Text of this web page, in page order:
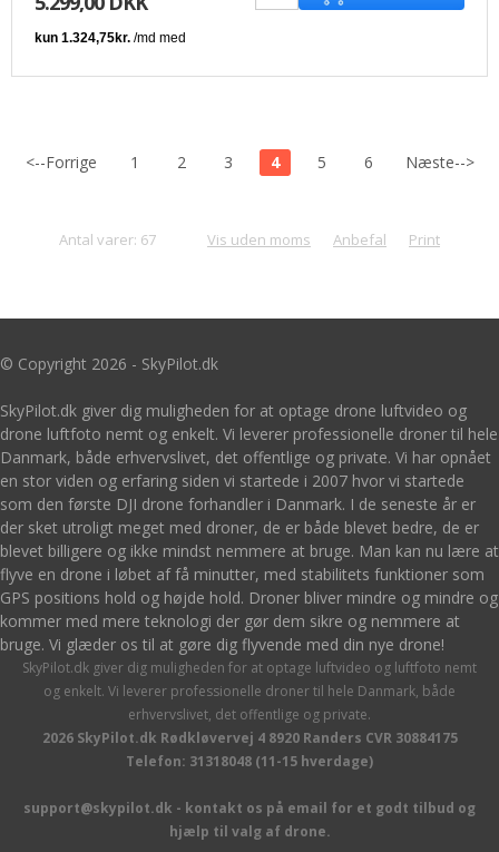
<--Forrige 1 2 3 4 5 6 Næste-->
Antal varer: 67 Vis uden moms Anbefal Print
© Copyright 2026 - SkyPilot.dk
SkyPilot.dk giver dig muligheden for at optage drone luftvideo og
drone luftfoto nemt og enkelt. Vi leverer professionelle droner til hele
Danmark, både erhvervslivet, det offentlige og private. Vi har opnået
en stor viden og erfaring siden vi startede i 2007 hvor vi startede
som den første DJI drone forhandler i Danmark. I de seneste år er
der sket utroligt meget med droner, de er både blevet bedre, de er
blevet billigere og ikke mindst nemmere at bruge. Man kan nu lære at
flyve en drone i løbet af få minutter, med stabilitets funktioner som
GPS positions hold og højde hold. Droner bliver mindre og mindre og
kommer med mere teknologi der gør dem sikre og nemmere at
bruge. Vi glæder os til at gøre dig flyvende med din nye drone!
SkyPilot.dk giver dig muligheden for at optage luftvideo og luftfoto nemt
og enkelt. Vi leverer professionelle droner til hele Danmark, både
erhvervslivet, det offentlige og private.
2026 SkyPilot.dk Rødkløvervej 4 8920 Randers CVR 30884175
Telefon: 31318048 (11-15 hverdage)
support@skypilot.dk - kontakt os på email for et godt tilbud og
hjælp til valg af drone.